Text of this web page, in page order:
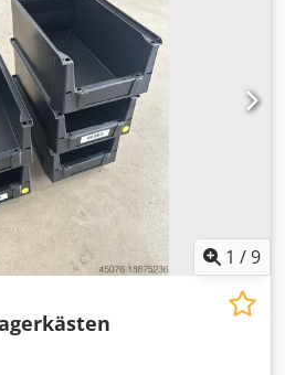
Leeggewicht: 3.475 kg
toelaatbaar gewicht: 36.000 kg
25.000 liter Merk opbouw:
1 compartiment Aantal
historie en staat APK
tot 12-2027 Technische staat:
informatie Neem contact
meer informatie.
1 /9